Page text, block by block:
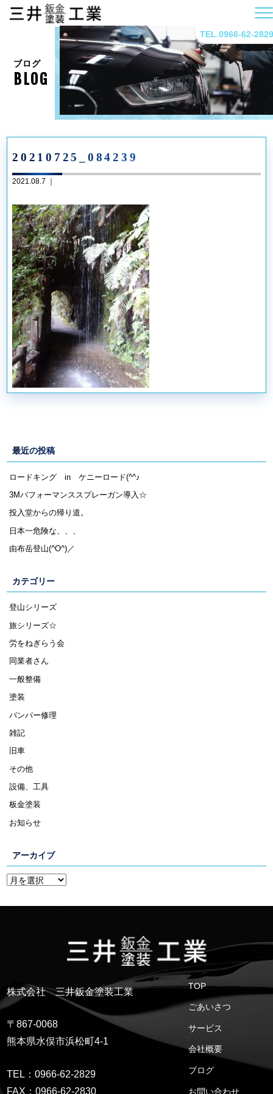
TEL.0966-62-2829
ブログ
BLOG
20210725_084239
2021.08.7 ｜
最近の投稿
ロードキング in ケニーロード(^^♪
3Mパフォーマンススプレーガン導入☆
投入堂からの帰り道。
日本一危険な、、、
由布岳登山(^O^)／
カテゴリー
登山シリーズ
旅シリーズ☆
労をねぎらう会
同業者さん
一般整備
塗装
バンパー修理
雑記
旧車
その他
設備、工具
板金塗装
お知らせ
アーカイブ
株式会社 三井鈑金塗装工業
〒867-0068
熊本県水俣市浜松町4-1
TEL：0966-62-2829
FAX：0966-62-2830
TOP
ごあいさつ
サービス
会社概要
ブログ
お問い合わせ